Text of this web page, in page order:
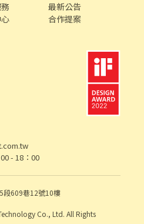
最新公告
合作提案
- 18：00
段609巷12號10樓
Co., Ltd. All Rights